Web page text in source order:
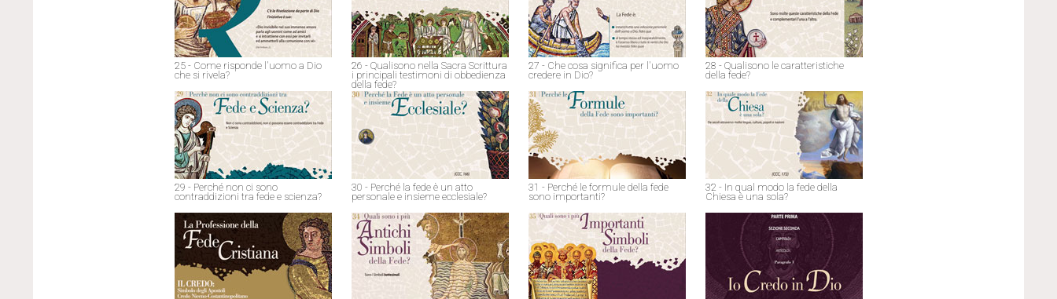
25 - Come risponde l'uomo a Dio
che si rivela?
26 - Qualisono nella Sacra Scrittura
i principali testimoni di obbedienza
della fede?
27 - Che cosa significa per l'uomo
credere in Dio?
28 - Qualisono le caratteristiche
della fede?
29 - Perché non ci sono
contraddizioni tra fede e scienza?
30 - Perché la fede è un atto
personale e insieme ecclesiale?
31 - Perché le formule della fede
sono importanti?
32 - In qual modo la fede della
Chiesa è una sola?